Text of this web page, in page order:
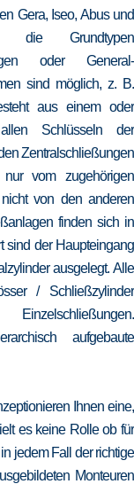
Gera, Iseo, Abus und
die Grundtypen
oder General-
sind möglich, z. B.
aus einem oder
Schlüsseln der
Zentralschließungen
nur vom zugehörigen
von den anderen
finden sich in
sind der Haupteingang
ausgelegt. Alle
/ Schließzylinder
aufgebaute
Ihnen eine,
es keine Rolle ob für
jedem Fall der richtige
Monteuren